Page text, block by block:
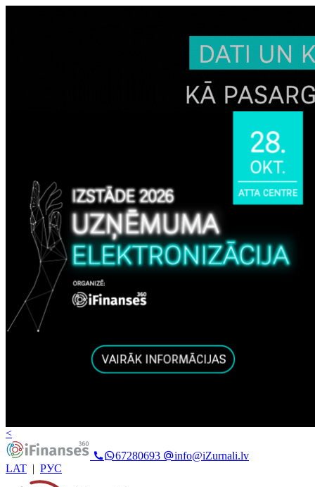
<
67280693
info@iZurnali.lv
LAT | РУС